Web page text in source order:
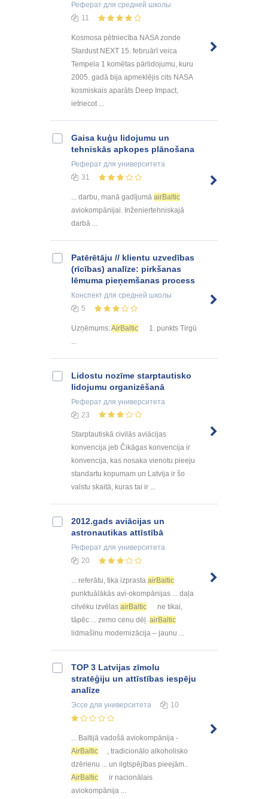
Реферат для средней школы
11
Kosmosa pētniecība NASA zonde
Stardust NEXT 15. februārī veica
Tempela 1 komētas pārlidojumu, kuru
2005. gadā bija apmeklējis cits NASA
kosmiskais aparāts Deep Impact,
ietriecot ...
Gaisa kuģu lidojumu un
tehniskās apkopes plānošana
Реферат для университета
31
... darbu, manā gadījumā airBaltic
aviokompānijai. Inženiertehniskajā
darbā ...
Patērētāju // klientu uzvedības
(rīcības) analīze: pirkšanas
lēmuma pieņemšanas process
Конспект для средней школы
5
Uzņēmums:AirBaltic
1. punkts Tirgū
Lidostu nozīme starptautisko
lidojumu organizēšanā
Реферат для университета
23
Starptautiskā civilās aviācijas
konvencija jeb Čikāgas konvencija ir
konvencija, kas nosaka vienotu pieeju
standartu kopumam un Latvija ir šo
valstu skaitā, kuras tai ir ...
2012.gads aviācijas un
astronautikas attīstībā
Реферат для университета
20
... referātu, tika izprasta airBaltic
punktuālākās avi-okompānijas ... daļa
cilvēku izvēlas airBaltic
ne tikai,
tāpēc ... zemo cenu dēļ. airBaltic
lidmašīnu modernizācija – jaunu ...
TOP 3 Latvijas zīmolu
stratēģiju un attīstības iespēju
analīze
Эссе для университета 10
... Baltijā vadošā aviokompānija -
AirBaltic
, tradicionālo alkoholisko
dzērienu ... un ilgtspējības pieejām..
AirBaltic
ir nacionālais
aviokompānija ...